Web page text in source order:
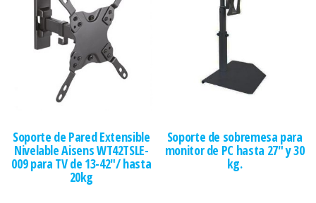
Soporte de Pared Extensible
Nivelable Aisens WT42TSLE-
009 para TV de 13-42″/ hasta
20kg
Soporte de sobremesa para
monitor de PC hasta 27″ y 30
kg.